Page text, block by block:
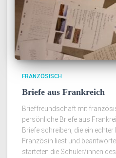
FRANZÖSISCH
Briefe aus Frankreich
Brieffreundschaft mit
persönliche Briefe aus
Briefe schreiben, die ein
Französin liest und
starteten die Schüler/innen